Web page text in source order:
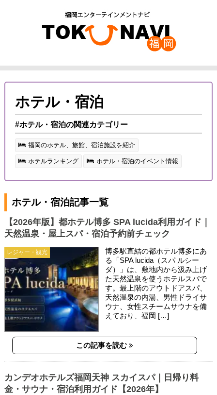
ホテル・宿泊
#ホテル・宿泊の関連カテゴリー
福岡のホテル、旅館、宿泊施設を紹介
ホテルランキング ホテル・宿泊のイベント情報
ホテル・宿泊記事一覧
レジャー・観光
【2026年版】都ホテル博多 SPA lucida利用ガイド｜
天然温泉・屋上スパ・宿泊予約前チェック
博多駅直結の都ホテル博多にあ
る「SPA lucida（スパ ルシー
ダ）」は、敷地内から汲み上げ
た天然温泉を使うホテルスパで
す。最上階のアウトドアスパ、
天然温泉の内湯、男性ドライサ
ウナ、女性スチームサウナを備
えており、福岡 […]
この記事を読む
カンデオホテルズ福岡天神 スカイスパ｜日帰り料
金・サウナ・宿泊利用ガイド【2026年】